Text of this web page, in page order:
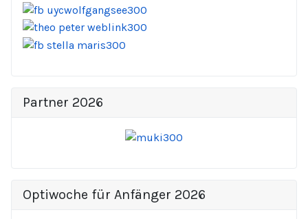
Partner 2026
Optiwoche für Anfänger 2026